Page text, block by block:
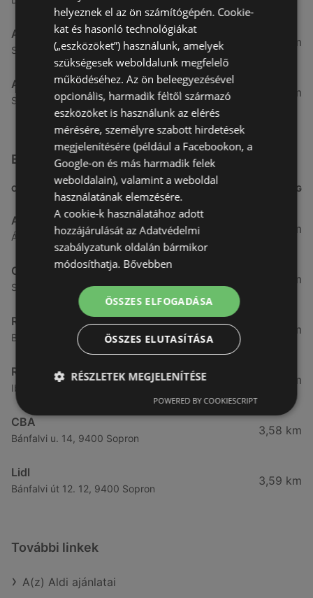
Aldi
Szent Márton u. 57-61., 9700 Szombathely
51,54 km
Aldi
Szent Gellért utca 49., 9700 Szombathely
53,49 km
Egyéb Szupermarketek üzletek a közelben
CÍM TÁVOLSÁG
ALDI
Ágfalvi út 4/a, 9400 Sopron
3,26 km
CBA
Somfalvi u. 14., 9400 Sopron
3,31 km
Reál
Besenyő u. 16., 9400 Sopron
3,32 km
Reál
Ibolya út 15., 9400 Sopron
3,41 km
CBA
Bánfalvi u. 14, 9400 Sopron
3,58 km
Lidl
Bánfalvi út 12. 12, 9400 Sopron
3,59 km
További linkek
A(z) Aldi ajánlatai
helyeznek el az ön számítógépén. Cookie-
kat és hasonló technológiákat
(„eszközöket”) használunk, amelyek
szükségesek weboldalunk megfelelő
működéséhez. Az ön beleegyezésével
opcionális, harmadik féltől származó
eszközöket is használunk az elérés
mérésére, személyre szabott hirdetések
megjelenítésére (például a Facebookon, a
Google-on és más harmadik felek
weboldalain), valamint a weboldal
használatának elemzésére.
A cookie-k használatához adott
hozzájárulását az Adatvédelmi
szabályzatunk oldalán bármikor
módosíthatja. Bővebben
ÖSSZES ELFOGADÁSA
ÖSSZES ELUTASÍTÁSA
RÉSZLETEK MEGJELENÍTÉSE
POWERED BY COOKIESCRIPT